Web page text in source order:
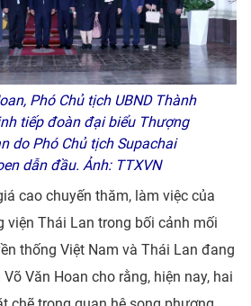
Phó Chủ tịch UBND Thành
tiếp đoàn đại biểu Thượng
do Phó Chủ tịch Supachai
dẫn đầu. Ảnh: TTXVN
cao chuyến thăm, làm việc của
Thái Lan trong bối cảnh mối
thống Việt Nam và Thái Lan đang
Văn Hoan cho rằng, hiện nay, hai